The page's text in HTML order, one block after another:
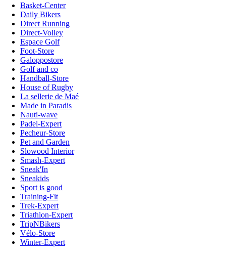
Basket-Center
Daily Bikers
Direct Running
Direct-Volley
Espace Golf
Foot-Store
Galoppostore
Golf and co
Handball-Store
House of Rugby
La sellerie de Maé
Made in Paradis
Nauti-wave
Padel-Expert
Pecheur-Store
Pet and Garden
Slowood Interior
Smash-Expert
Sneak'In
Sneakids
Sport is good
Training-Fit
Trek-Expert
Triathlon-Expert
TripNBikers
Vélo-Store
Winter-Expert